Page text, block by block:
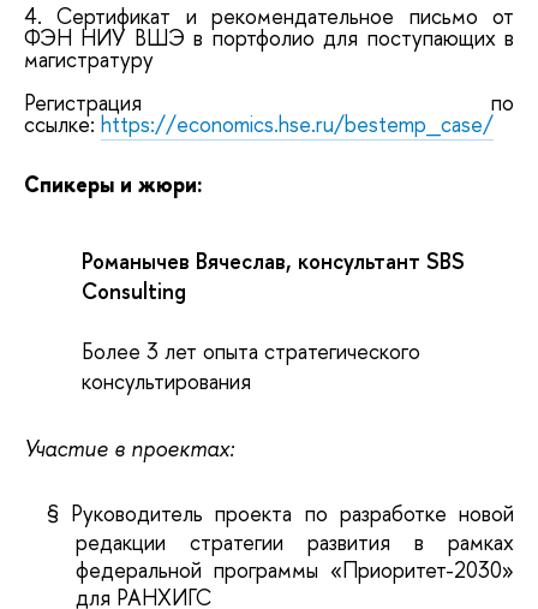
4. Сертификат и рекомендательное письмо от
ФЭН НИУ ВШЭ в портфолио для поступающих в
магистратуру
Регистрация по
ссылке: https://economics.hse.ru/bestemp_case/
Спикеры и жюри:
Романычев Вячеслав, консультант SBS
Consulting
Более 3 лет опыта стратегического
консультирования
Участие в проектах:
§ Руководитель проекта по разработке новой
редакции стратегии развития в рамках
федеральной программы «Приоритет-2030»
для РАНХИГС